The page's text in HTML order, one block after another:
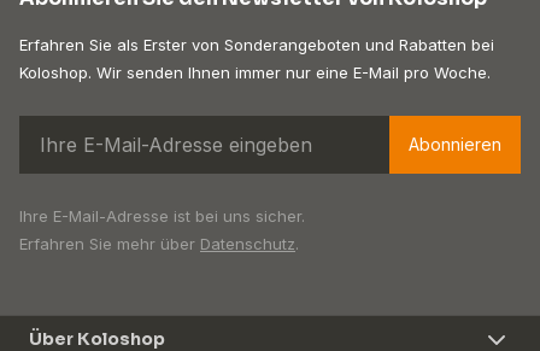
Erfahren Sie als Erster von Sonderangeboten und Rabatten bei
Koloshop. Wir senden Ihnen immer nur eine E-Mail pro Woche.
Abonnieren
Ihre E-Mail-Adresse ist bei uns sicher.
Erfahren Sie mehr über Datenschutz.
Über Koloshop